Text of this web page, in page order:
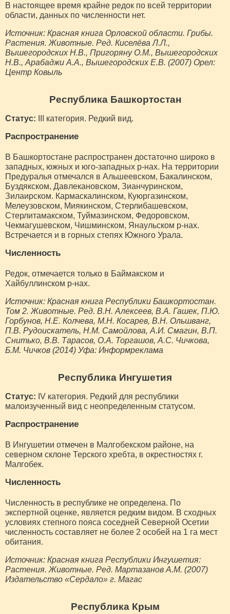
В настоящее время крайне редок по всей территории
области, данных по численности нет.
Источник: Красная книга Орловской области. Грибы.
Растения. Животные. Ред. Киселёва Л.Л.,
Вышегородских Н.В., Пригоряну О.М., Вышегородских
Н.В., Арабаджи А.А., Вышегородских Е.В. (2007) Орел:
Центр Ковыль
Республика Башкортостан
Статус: III категория. Редкий вид.
Распространение
В Башкортостане распространен достаточно широко в
западных, южных и юго-западных р-нах. На территории
Предуралья отмечался в Альшеевском, Бакалинском,
Буздякском, Давлекановском, Зианчуринском,
Зилаирском. Кармаскалинском, Куюргазинском,
Мелеузовском, Миякинском, Стерлибашевском,
Стерлитамакском, Туймазинском, Федоровском,
Чекмагушевском, Чишминском, Янаульском р-нах.
Встречается и в горных степях Южного Урала.
Численность
Редок, отмечается только в Баймакском и
Хайбуллинском р-нах.
Источник: Красная книга Республики Башкортостан.
Том 2. Животные. Ред. В.Н. Алексеев, В.А. Гашек, П.Ю.
Горбунов, Н.Е. Колчева, М.Н. Косарев, В.Н. Ольшванг,
П.В. Рудоискатель, Н.М. Самойлова, А.И. Смагин, В.П.
Снитько, В.В. Тарасов, О.А. Торгашов, А.С. Чичкова,
Б.М. Чичков (2014) Уфа: Информреклама
Республика Ингушетия
Статус: IV категория. Редкий для республики
малоизученный вид с неопределенным статусом.
Распространение
В Ингушетии отмечен в Малгобекском районе, на
северном склоне Терского хребта, в окрестностях г.
Малгобек.
Численность
Численность в республике не определена. По
экспертной оценке, является редким видом. В сходных
условиях степного пояса соседней Северной Осетии
численность составляет не более 2 особей на 1 га мест
обитания.
Источник: Красная книга Республики Ингушетия:
Растения. Животные. Ред. Мартазанов А.М. (2007)
Издательство «Сердало» г. Магас
Республика Крым